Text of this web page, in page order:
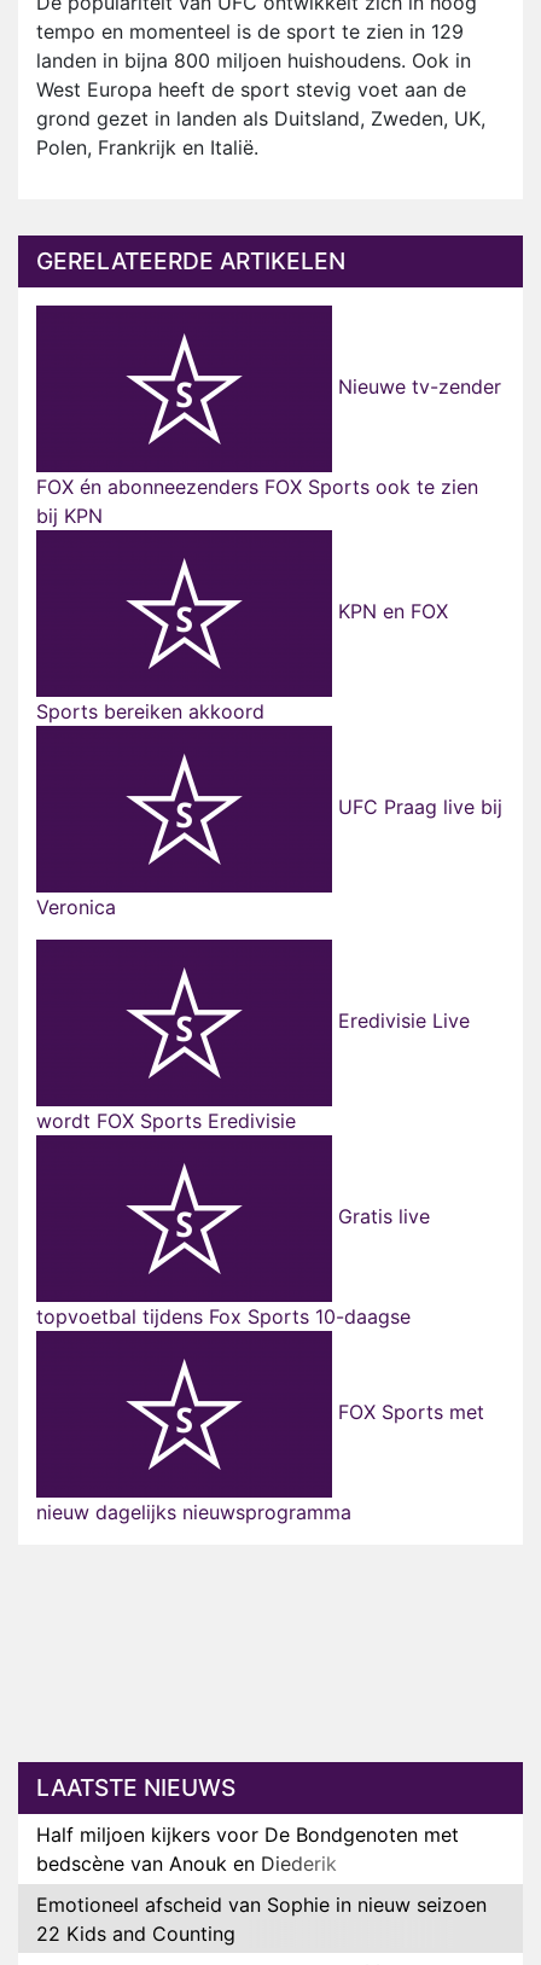
tempo en momenteel is de sport te zien in 129
landen in bijna 800 miljoen huishoudens. Ook in
West Europa heeft de sport stevig voet aan de
grond gezet in landen als Duitsland, Zweden, UK,
Polen, Frankrijk en Italië.
GERELATEERDE ARTIKELEN
Nieuwe tv-zender
FOX én abonneezenders FOX Sports ook te zien
bij KPN
KPN en FOX
Sports bereiken akkoord
UFC Praag live bij
Veronica
Eredivisie Live
wordt FOX Sports Eredivisie
Gratis live
topvoetbal tijdens Fox Sports 10-daagse
FOX Sports met
nieuw dagelijks nieuwsprogramma
LAATSTE NIEUWS
Half miljoen kijkers voor De Bondgenoten met
bedscène van Anouk en Diederik
Emotioneel afscheid van Sophie in nieuw seizoen
22 Kids and Counting